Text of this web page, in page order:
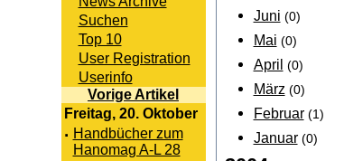
Suchen
Top 10
User Registration
Userinfo
Vorige Artikel
Freitag, 20. Oktober
· Handbücher zum
Hanomag A-L 28
Juni (0)
Mai (0)
April (0)
März (0)
Februar (1)
Januar (0)